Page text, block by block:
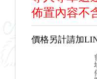
佈置內容不
價格另計請加